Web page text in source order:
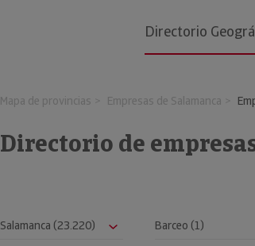
Directorio
Mapa de provincias Empresas de Salamanca
Directorio de